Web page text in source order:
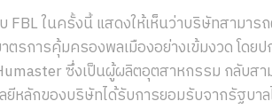
FBL ในครั้งนี้ แสดงให้เห็นว่าบริษัทสามาร
ตรการคุ้มครองพลเมืองอย่างเข้มงวด โด
ซึ่งเป็นผู้ผลิตอุตสาหกรรม กลับส
ยีหลักของบริษัทได้รับการยอมรับจากรัฐบา